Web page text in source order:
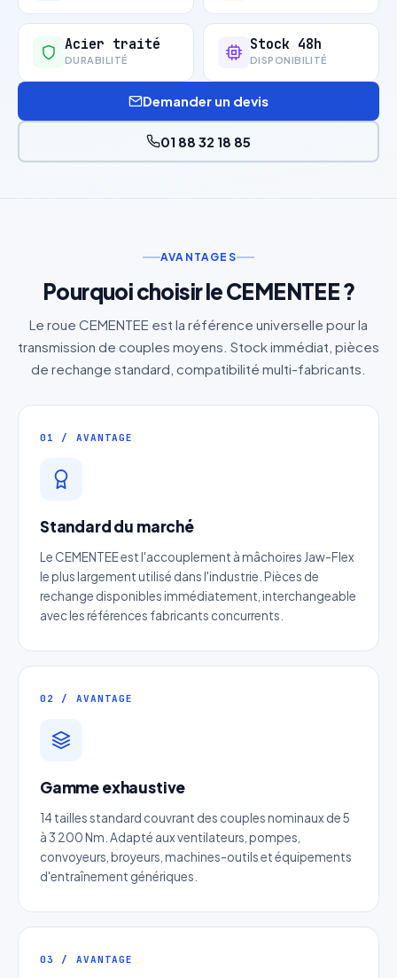
Acier traité
DURABILITÉ
Stock 48h
DISPONIBILITÉ
Demander un devis
01 88 32 18 85
AVANTAGES
Pourquoi choisir le CEMENTEE ?
Le roue CEMENTEE est la référence universelle pour la
transmission de couples moyens. Stock immédiat, pièces
de rechange standard, compatibilité multi-fabricants.
01 / AVANTAGE
Standard du marché
Le CEMENTEE est l'accouplement à mâchoires Jaw-Flex
le plus largement utilisé dans l'industrie. Pièces de
rechange disponibles immédiatement, interchangeable
avec les références fabricants concurrents.
02 / AVANTAGE
Gamme exhaustive
14 tailles standard couvrant des couples nominaux de 5
à 3 200 Nm. Adapté aux ventilateurs, pompes,
convoyeurs, broyeurs, machines-outils et équipements
d'entraînement génériques.
03 / AVANTAGE
Devis Roue cylindrique à denture
oblique cémentée